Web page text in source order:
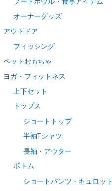
オーナーグッズ
アウトドア
フィッシング
ペットおもちゃ
ヨガ・フィットネス
上下セット
トップス
ショートトップ
半袖Tシャツ
長袖・アウター
ボトム
ショートパンツ・キュロット